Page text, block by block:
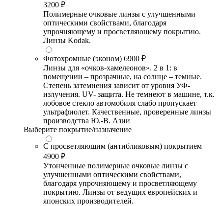
3200 ₽
Полимерные очковые линзы с улучшенными
оптическими свойствами, благодаря
упрочняющему и просветляющему покрытию.
Линзы Kodak.
Фотохромные (эконом) 6900 ₽
Линзы для «очков-хамелеонов». 2 в 1: в
помещении – прозрачные, на солнце – темные.
Степень затемнения зависит от уровня УФ-
излучения. UV- защита. Не темнеют в машине, т.к.
лобовое стекло автомобиля слабо пропускает
ультрафиолет. Качественные, проверенные линзы
производства Ю.-В. Азии
Выберите покрытие/назначение
С просветляющим (антибликовым) покрытием
4900 ₽
Утонченные полимерные очковые линзы с
улучшенными оптическими свойствами,
благодаря упрочняющему и просветляющему
покрытию. Линзы от ведущих европейских и
японских производителей.